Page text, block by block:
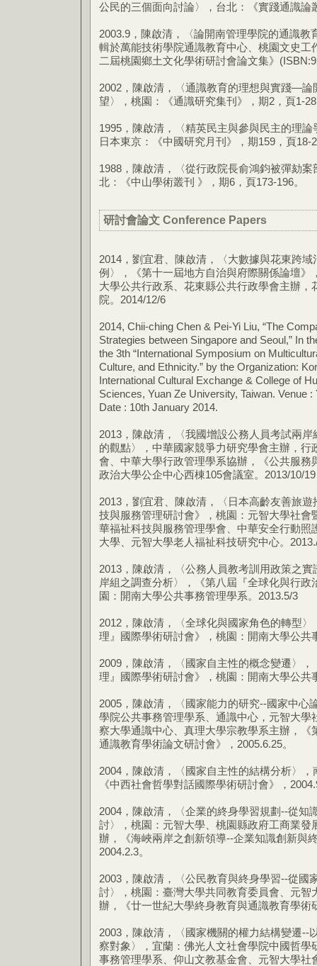
公民的三個面向討論〉，台北：《實踐通識論
2003.9，陳啟清，〈論開南管理學院的通識
輯於萬能技術學院通識教育中心、桃園文史工
二屆桃園鄉土文化學術研討會論文集》
2002，陳啟清，〈通識教育的理想與實踐—論
望〉，桃園：《通識研究集刊》，期2，頁1-
1995，陳啟清，〈精英民主與參與民主的理
日本東京：《中國研究月刊》，期159，頁18-
1988，陳啟清，〈從行政院長俞鴻鈞被彈劾
北：《中山學術叢刊 》，期6，頁173-196。
研討會論文 Conference Papers
2014，劉宜君、陳啟清，〈大數據與花東跨
例〉，《第十一屆地方自治與府際關係論壇》
大學公共行政系、花東縣公共行政學會主辦，
院。2014/12/6
2014, Chii-ching Chen & Pei-Yi Liu, “The
Strategies between Singapore and Seoul,” In
the 3th “International Symposium on
Culture, and Ethnicity.” by the Organization:
International Cultural Exchange & College of
Sciences, Yuan Ze University, Taiwan. Venue
Date : 10th January 2014.
2013，陳啟清，〈我國增設公務人員考試兩
的觀點〉，中華國家競爭力研究學會主辦，行
會、中華大學行政管理學系協辦，《公共服務
政治大學公企中心西棟105會議室。2013/10/19
2013，劉宜君、陳啟清，〈日本高齡友善旅
技與服務管理研討會》，桃園：元智大學社會
華福祉科技與服務管理學會、中華安全行動照
大學、元智大學老人福祉科技研究中心。
2013，陳啟清，〈公務人員教考訓用政策之
岸組之調查分析〉，《第八屆『全球化與行
園：開南大學公共事務管理學系。2013.5/3
2012，陳啟清，〈全球化與國家角色的轉型
理』國際學術研討會》，桃園：開南大學公共
2009，陳啟清，〈國家自主性的概念變遷〉
理』國際學術研討會》，桃園：開南大學公共
2005，陳啟清，〈國家能力的研究--國家中心
學院公共事務管理學系、通識中心，元智大學
察大學通識中心、真理大學宗教學系主辦，《
通識教育學術論文研討會》，2005.6.25。
2004，陳啟清，〈國家自主性的結構分析〉
《中西社會哲學對話國際學術研討會》，
2004，陳啟清，〈企業的終身學習規劃--從知
討〉，桃園：元智大學、桃園縣政府工商業發
辦，《海峽兩岸之創新領導--企業知識創新與
2004.2.3。
2003，陳啟清，〈公民教育與終身學習--從國
討〉，桃園：臺灣大學共同教育委員會、元智
辦，《廿一世紀大學終身教育與通識教育學術
2003，陳啟清，〈國家機關的權力結構變遷--
察對象〉，宜蘭：佛光人文社會學院中國哲學
事務管理學系、仰山文教基金會、元智大學社